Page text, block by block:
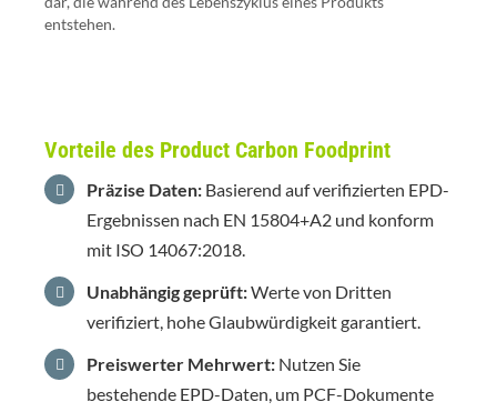
entstehen.
Vorteile des Product Carbon Foodprint
Präzise Daten: Basierend auf verifizierten EPD-
Ergebnissen nach EN 15804+A2 und konform
mit ISO 14067:2018.
Unabhängig geprüft:Werte von Dritten
verifiziert, hohe Glaubwürdigkeit garantiert.
Preiswerter Mehrwert: Nutzen Sie
bestehende EPD-Daten, um PCF-Dokumente